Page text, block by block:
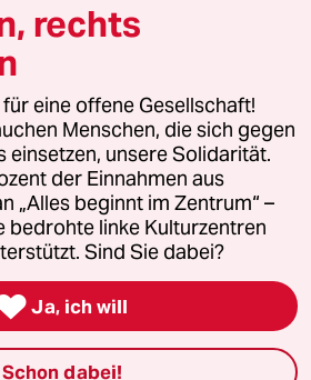
Vertriebs GmbH
rechtlichen Fragen oder für Genehmigungen
Kommune-Richtlinien
Impressum AGB
widerrufen (Ads)
rechts
eine offene Gesellschaft!
Menschen, die sich gegen
einsetzen, unsere Solidarität.
der Einnahmen aus
„Alles beginnt im Zentrum“ –
bedrohte linke Kulturzentren
Sind Sie dabei?
Ja, ich will
Schon dabei!